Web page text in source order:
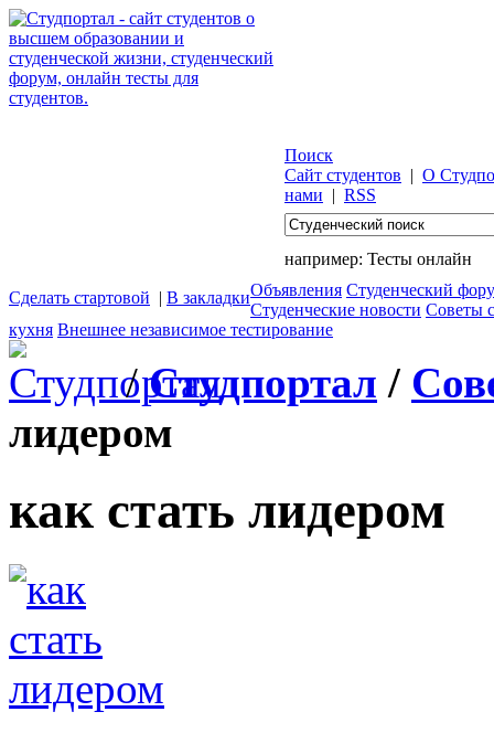
Поиск
Сайт студентов | О
нами | RSS
например: Тесты онлайн
Сделать стартовой | В закладкиОбъявления Студенческий
Студенческие новости Советы
кухня Внешнее независимое тестирование
/Студпортал /
лидером
как стать лидером